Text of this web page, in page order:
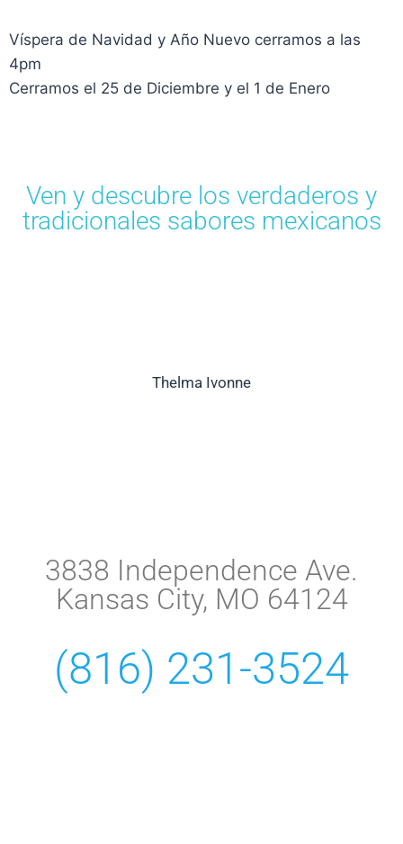
Víspera de Navidad y Año Nuevo cerramos a las
4pm
Cerramos el 25 de Diciembre y el 1 de Enero
Ven y descubre los verdaderos y
tradicionales sabores mexicanos
Thelma Ivonne
3838 Independence Ave.
Kansas City, MO 64124
(816) 231-3524